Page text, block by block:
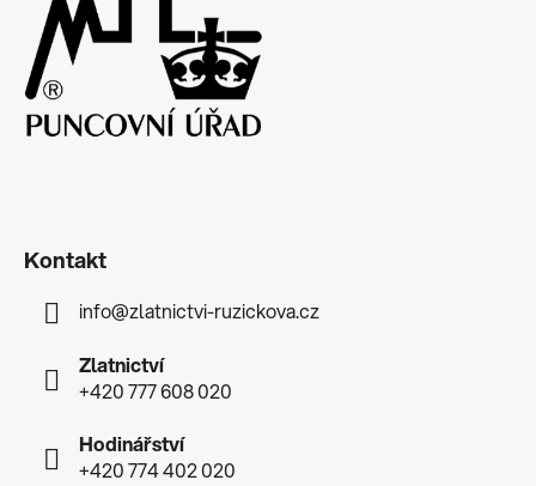
Kontakt
info@zlatnictvi-ruzickova.cz
Zlatnictví
+420 777 608 020
Hodinářství
+420 774 402 020